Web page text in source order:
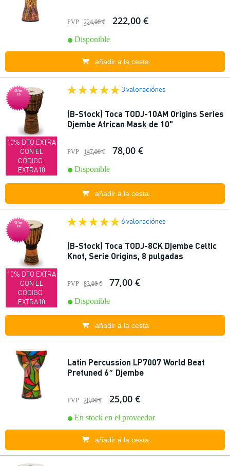
PVP 224,00 € 222,00 €
Disponible
añadir a la cesta
Ofer
ta
10% DTO EXTRA
CON EL
CÓDIGO:
EXTRA10
3 valoraciónes
(B-Stock) Toca TODJ-10AM Origins Series
Djembe African Mask de 10"
PVP 147,00 € 78,00 €
Disponible
añadir a la cesta
Ofer
ta
10% DTO EXTRA
CON EL
CÓDIGO:
EXTRA10
6 valoraciónes
(B-Stock) Toca TODJ-8CK Djembe Celtic
Knot, Serie Origins, 8 pulgadas
PVP 83,00 € 77,00 €
Disponible
añadir a la cesta
Latin Percussion LP7007 World Beat
Pretuned 6″ Djembe
PVP 28,00 € 25,00 €
En stock en el proveedor
añadir a la cesta